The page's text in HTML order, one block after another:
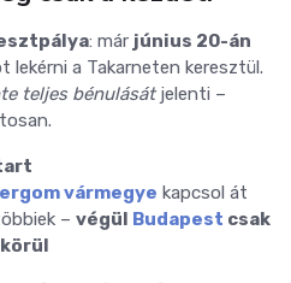
: már június 20-án
a Takarneten keresztül.
teljes bénulásátjelenti –
vármegye kapcsol át
– végül Budapest csak